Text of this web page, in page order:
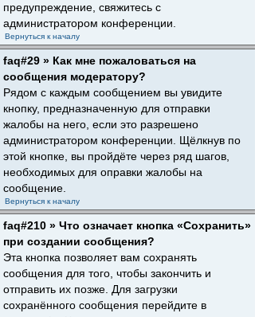
предупреждение, свяжитесь с
администратором конференции.
Вернуться к началу
faq#29 » Как мне пожаловаться на
сообщения модератору?
Рядом с каждым сообщением вы увидите
кнопку, предназначенную для отправки
жалобы на него, если это разрешено
администратором конференции. Щёлкнув по
этой кнопке, вы пройдёте через ряд шагов,
необходимых для оправки жалобы на
сообщение.
Вернуться к началу
faq#210 » Что означает кнопка «Сохранить»
при создании сообщения?
Эта кнопка позволяет вам сохранять
сообщения для того, чтобы закончить и
отправить их позже. Для загрузки
сохранённого сообщения перейдите в